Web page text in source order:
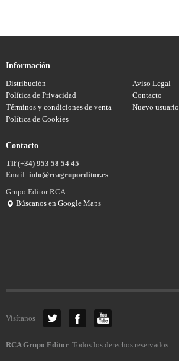
Información
Distribución
Aviso Legal
Política de Privacidad
Contacto
Términos y condiciones de venta
Nuevo usuario
Política de Cookies
Contacto
Tlf (+34) 953 58 54 45
Email: info@rcagrupoeditor.es
Grupo Editor RCA
Búscanos en Google Maps
Visítanos
RCA Grupo Editor. Todos los derechos reservados.